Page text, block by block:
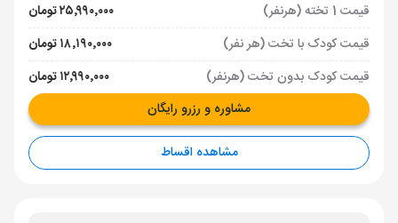
قیمت 1 تخته (هرنفر)
۲۵٬۹۹۰٬۰۰۰ تومان
قیمت کودک با تخت (هر نفر)
۱۸٬۱۹۰٬۰۰۰ تومان
قیمت کودک بدون تخت (هرنفر)
۱۲٬۹۹۰٬۰۰۰ تومان
مشاوره و رزرو رایگان
مشاهده اقساط